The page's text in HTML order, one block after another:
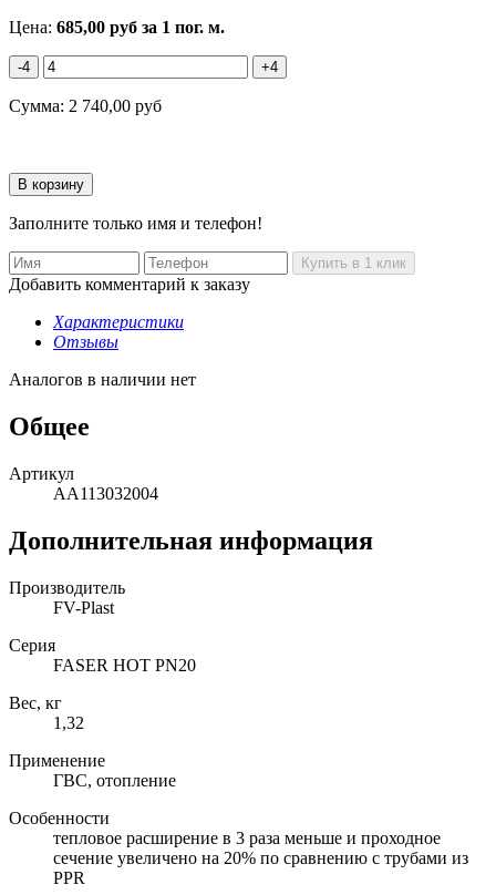
Цена: 685,00 руб за 1 пог. м.
-4 +4
Сумма: 2 740,00 руб
Заполните только имя и телефон!
Добавить комментарий к заказу
Характеристики
Отзывы
Аналогов в наличии нет
Общее
Артикул
AA113032004
Дополнительная информация
Производитель
FV-Plast
Серия
FASER HOT PN20
Вес, кг
1,32
Применение
ГВС, отопление
Особенности
тепловое расширение в 3 раза меньше и проходное
сечение увеличено на 20% по сравнению с трубами из
PPR